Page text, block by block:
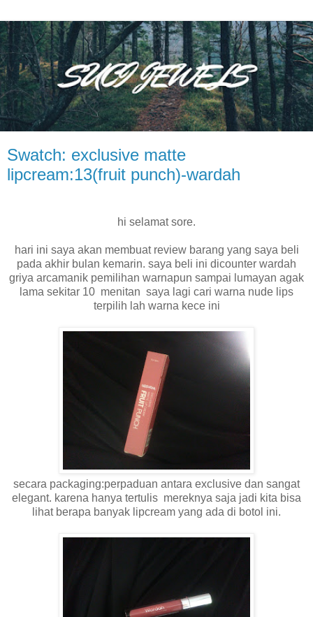
Swatch: exclusive matte
lipcream:13(fruit punch)-wardah
hi selamat sore.
hari ini saya akan membuat review barang yang saya beli
pada akhir bulan kemarin. saya beli ini dicounter wardah
griya arcamanik pemilihan warnapun sampai lumayan agak
lama sekitar 10 menitan saya lagi cari warna nude lips
terpilih lah warna kece ini
secara packaging:perpaduan antara exclusive dan sangat
elegant. karena hanya tertulis mereknya saja jadi kita bisa
lihat berapa banyak lipcream yang ada di botol ini.